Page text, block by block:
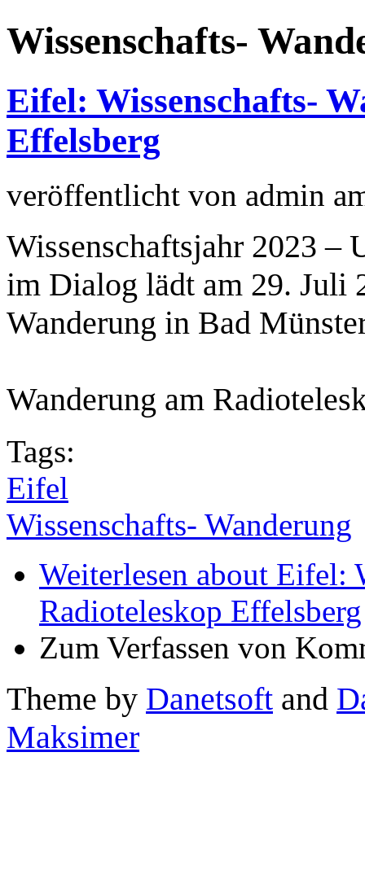
Wissenschafts-
Eifel: Wissenschafts-
Effelsberg
veröffentlicht von admin
Wissenschaftsjahr 2023 –
im Dialog lädt am 29. Juli
Wanderung in Bad
Wanderung am
Tags:
Eifel
Wissenschafts- Wanderung
Weiterlesen about Eifel:
Radioteleskop Effelsberg
Zum Verfassen von
Theme by Danetsoft and
Maksimer